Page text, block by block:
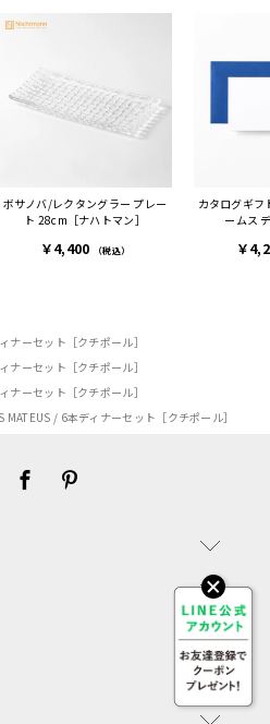
で、いい思い出になりまし
ボサノバ/レクタングラー プレー
ト 28cm［ナハトマン］
￥4,400 （税込）
カタログギ
ームス
￥
ナーセット［クチポール］
ナーセット［クチポール］
ナーセット［クチポール］
MATEUS / 6本ディナーセット［クチポール］